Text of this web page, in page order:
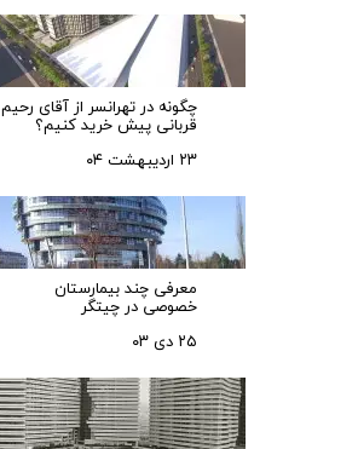
چگونه در تهرانسر از آقای رحیم
قربانی پیش خرید کنیم؟
۲۳ اردیبهشت ۰۴
معرفی چند بیمارستان
خصوصی در چیتگر
۲۵ دی ۰۳